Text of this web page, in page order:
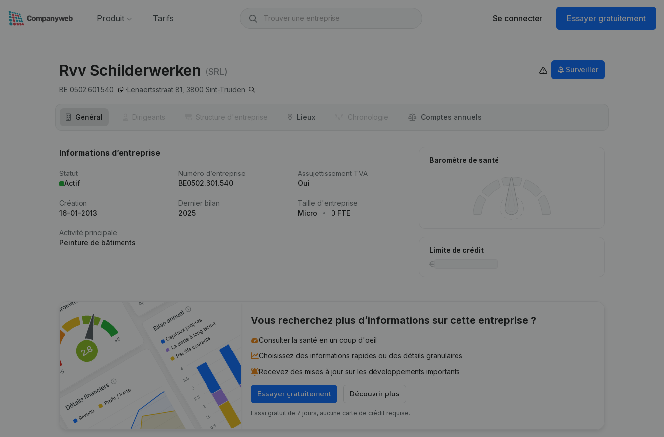
Produit Tarifs Se connecter Essayer gratuitement
Rvv Schilderwerken (SRL)
BE 0502.601.540 Lenaertsstraat 81, 3800 Sint-Truiden
Surveiller
Général Dirigeants Structure d'entreprise Lieux Chronologie Comptes annuels
Informations d’entreprise
Statut
Actif
Numéro d’entreprise
BE0502.601.540
Assujettissement TVA
Oui
Création
16-01-2013
Dernier bilan
2025
Taille d'entreprise
Micro
0 FTE
Activité principale
Peinture de bâtiments
Baromètre de santé
Limite de crédit
Vous recherchez plus d’informations sur cette entreprise ?
Consulter la santé en un coup d'oeil
Choisissez des informations rapides ou des détails granulaires
Recevez des mises à jour sur les développements importants
Essayer gratuitement Découvrir plus
Essai gratuit de 7 jours, aucune carte de crédit requise.